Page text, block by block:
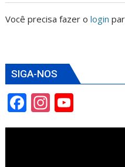
Você precisa fazer ologin
SIGA-NOS
F
ac
In
st o